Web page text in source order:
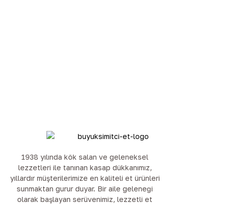
1938 yılında kök salan ve geleneksel
lezzetleri ile tanınan kasap dükkanımız,
yıllardır müşterilerimize en kaliteli et ürünleri
sunmaktan gurur duyar. Bir aile geleneği
olarak başlayan serüvenimiz, lezzetli et